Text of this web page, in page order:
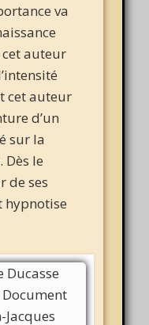
va
cet auteur
cet auteur
d’un
sur la
Dès le
de ses
hypnotise